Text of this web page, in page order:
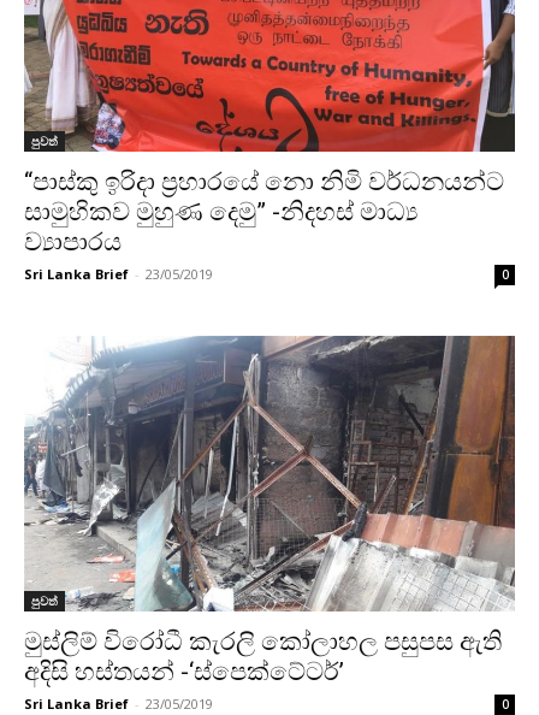
පුවත්
“පාස්කු ඉරිදා ප්‍රහාරයේ නො නිමි වර්ධනයන්ට
සාමුහිකව මුහුණ දෙමු” -නිදහස් මාධ්‍ය
ව්‍යාපාරය
Sri Lanka Brief - 23/05/2019 0
පුවත්
මුස්ලිම් විරෝධී කැරලි කෝලාහල පසුපස ඇති
අදිසි හස්තයන් -‘ස්පෙක්ටේටර්’
Sri Lanka Brief - 23/05/2019 0